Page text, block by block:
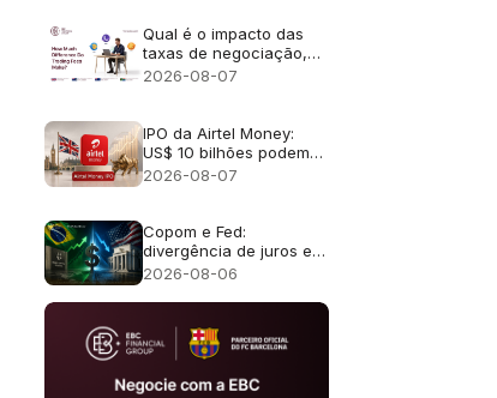
Qual é o impacto das
taxas de negociação,
incluindo as comissões
2026-08-07
IPO da Airtel Money:
US$ 10 bilhões podem
torná-lo o maior IPO de
2026-08-07
Copom e Fed:
divergência de juros e
efeito no câmbio
2026-08-06